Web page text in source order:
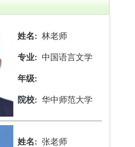
姓名: 林老师
专业: 中国语言文学
年级:
院校: 华中师范大学
姓名: 张老师